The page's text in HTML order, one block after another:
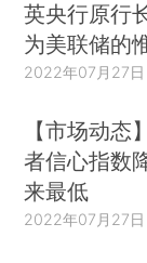
英央行原行
为美联储的
2022年07月27日
【市场动态
者信心指数
来最低
2022年07月27日